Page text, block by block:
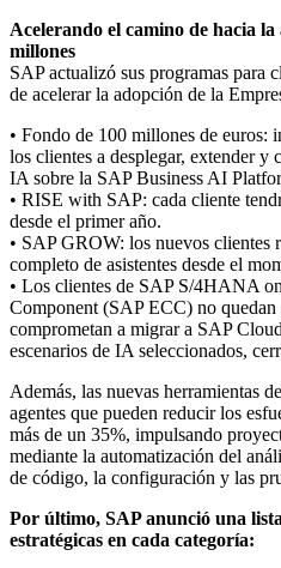
Acelerando el camino de hacia
millones
SAP actualizó sus programas para
de acelerar la adopción de la
• Fondo de 100 millones de euros:
los clientes a desplegar, extender y
IA sobre la SAP Business AI
• RISE with SAP: cada cliente
desde el primer año.
• SAP GROW: los nuevos clientes
completo de asistentes desde el
• Los clientes de SAP S/4HANA
Component (SAP ECC) no quedan
comprometan a migrar a SAP
escenarios de IA seleccionados,
Además, las nuevas herramientas
agentes que pueden reducir los
más de un 35%, impulsando
mediante la automatización del
de código, la configuración y las
Por último, SAP anunció una
estratégicas en cada categoría: